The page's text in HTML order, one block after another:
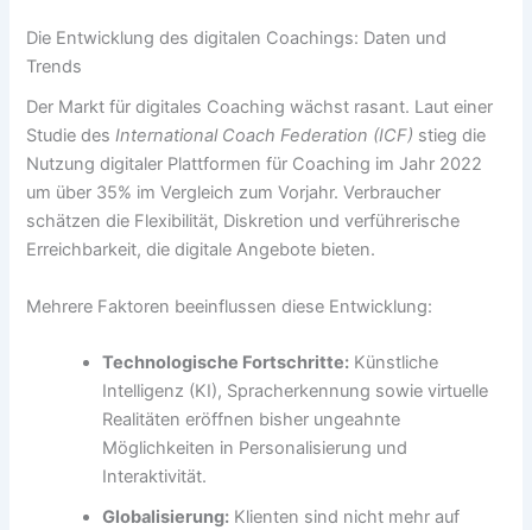
Die Entwicklung des digitalen Coachings: Daten und
Trends
Der Markt für digitales Coaching wächst rasant. Laut einer
Studie desInternational Coach Federation (ICF) stieg die
Nutzung digitaler Plattformen für Coaching im Jahr 2022
um über 35% im Vergleich zum Vorjahr. Verbraucher
schätzen die Flexibilität, Diskretion und verführerische
Erreichbarkeit, die digitale Angebote bieten.
Mehrere Faktoren beeinflussen diese Entwicklung:
Technologische Fortschritte: Künstliche
Intelligenz (KI), Spracherkennung sowie virtuelle
Realitäten eröffnen bisher ungeahnte
Möglichkeiten in Personalisierung und
Interaktivität.
Globalisierung: Klienten sind nicht mehr auf